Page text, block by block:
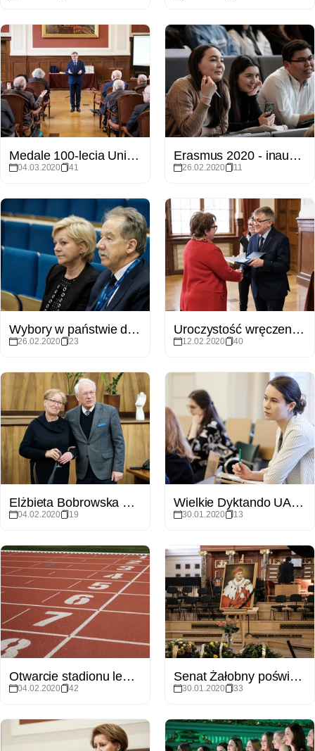
Medale 100-lecia Uniwersytetu Poznańskiego
04.03.2020 41
Erasmus 2020 - inauguracja
26.02.2020 11
Wybory w państwie demokratycznym - konferencja WNPiD
26.02.2020 23
Uroczystość wręczenia pamiątkowych Medali 100-lecia
12.02.2020 40
Elżbieta Bobrowska uhonorowana Medalem Za Zasługi dla UAM
04.02.2020 19
Wielkie Dyktando UAM 2020
30.01.2020 13
Otwarcie stadionu lekkoatletycznego na Morasku
04.02.2020 42
Senat Żałobny poświęcony pamięci prof. Stanisława Lorenca
30.01.2020 33